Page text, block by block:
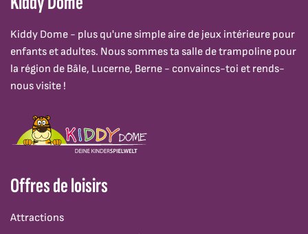
Kiddy Dome - plus qu'une simple aire de jeux intérieure pour
enfants et adultes. Nous sommes ta salle de trampoline pour
la région de Bâle, Lucerne, Berne - convaincs-toi et rends-
nous visite !
Offres de loisirs
Attractions